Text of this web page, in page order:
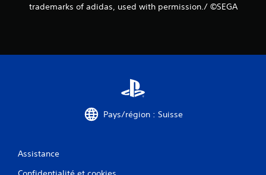
trademarks of adidas, used with permission./ ©SEGA
Pays/région : Suisse
Assistance